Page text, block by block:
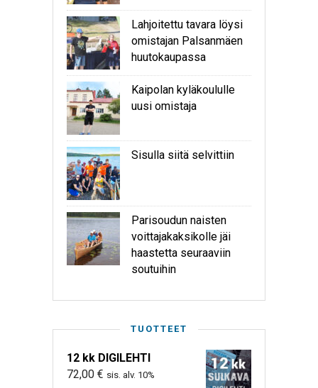
Lahjoitettu tavara löysi
omistajan Palsanmäen
huutokaupassa
Kaipolan kyläkoululle
uusi omistaja
Sisulla siitä selvittiin
Parisoudun naisten
voittajakaksikolle jäi
haastetta seuraaviin
soutuihin
TUOTTEET
12 kk DIGILEHTI
72,00 € sis. alv. 10%